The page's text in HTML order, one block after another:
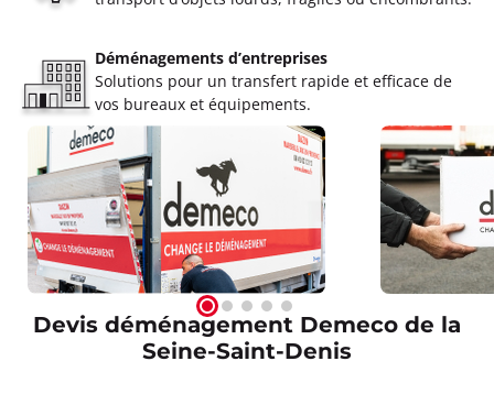
Déménagements d’entreprises
Solutions pour un transfert rapide et efficace de
vos bureaux et équipements.
Devis déménagement Demeco de la
Seine-Saint-Denis